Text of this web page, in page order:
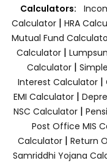
Calculators:
Calculator | HRA
Mutual Fund
Calculator |
Calculator|
Interest Calculator|
EMI Calculator|
NSC Calculator|
Post Office MIS
Calculator| Return
Samriddhi Yojana